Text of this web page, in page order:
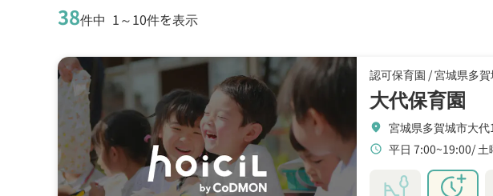
38件中 1～10件を表示
認可保育園 /宮城県多
大代保育園
location_on 宮城県多賀城市大
schedule 平日 7:00~19:00 土